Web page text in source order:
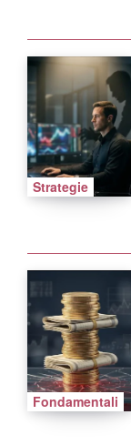
Strategie
Fondamentali